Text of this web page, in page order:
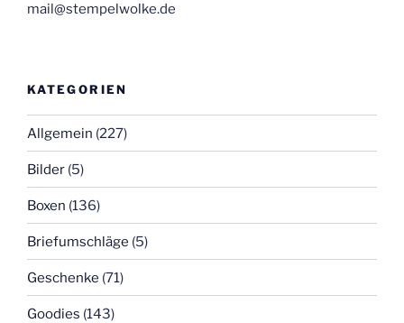
mail@stempelwolke.de
KATEGORIEN
Allgemein (227)
Bilder (5)
Boxen (136)
Briefumschläge (5)
Geschenke (71)
Goodies (143)